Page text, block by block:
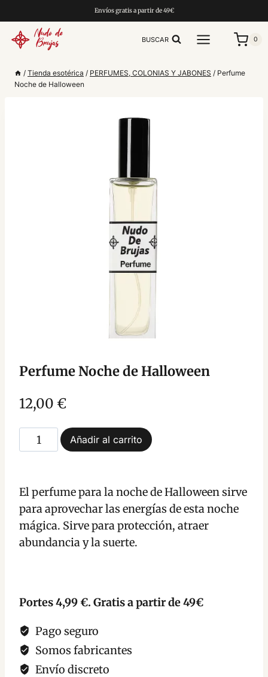
al
contenido
Envíos gratis a partir de 49€
BUSCAR 0
/ Tienda esotérica / PERFUMES, COLONIAS Y JABONES / Perfume
Noche de Halloween
Perfume Noche de Halloween
12,00 €
El perfume para la noche de Halloween sirve
para aprovechar las energías de esta noche
mágica. Sirve para protección, atraer
abundancia y la suerte.
Perfume
Noche
Halloween
cantidad
Añadir al carrito
Portes 4,99 €. Gratis a partir de 49€
Pago seguro
Somos fabricantes
Envío discreto